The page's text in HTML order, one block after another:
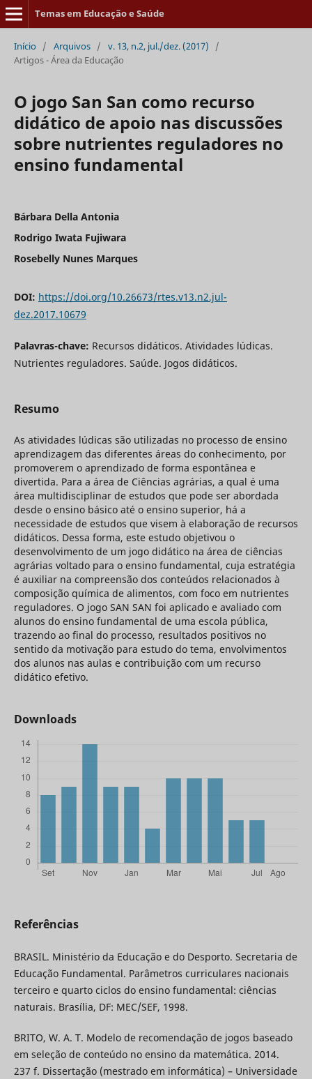
Temas em Educação e Saúde
Início / Arquivos / v. 13, n.2, jul./dez. (2017)
/
Artigos - Área da Educação
O jogo San San como recurso
didático de apoio nas discussões
sobre nutrientes reguladores no
ensino fundamental
Bárbara Della Antonia
Rodrigo Iwata Fujiwara
Rosebelly Nunes Marques
DOI: https://doi.org/10.26673/rtes.v13.n2.jul-
dez.2017.10679
Palavras-chave: Recursos didáticos. Atividades lúdicas.
Nutrientes reguladores. Saúde. Jogos didáticos.
Resumo
As atividades lúdicas são utilizadas no processo de ensino
aprendizagem das diferentes áreas do conhecimento, por
promoverem o aprendizado de forma espontânea e
divertida. Para a área de Ciências agrárias, a qual é uma
área multidisciplinar de estudos que pode ser abordada
desde o ensino básico até o ensino superior, há a
necessidade de estudos que visem à elaboração de recursos
didáticos. Dessa forma, este estudo objetivou o
desenvolvimento de um jogo didático na área de ciências
agrárias voltado para o ensino fundamental, cuja estratégia
é auxiliar na compreensão dos conteúdos relacionados à
composição química de alimentos, com foco em nutrientes
reguladores. O jogo SAN SAN foi aplicado e avaliado com
alunos do ensino fundamental de uma escola pública,
trazendo ao final do processo, resultados positivos no
sentido da motivação para estudo do tema, envolvimentos
dos alunos nas aulas e contribuição com um recurso
didático efetivo.
Downloads
Referências
BRASIL. Ministério da Educação e do Desporto. Secretaria de
Educação Fundamental. Parâmetros curriculares nacionais
terceiro e quarto ciclos do ensino fundamental: ciências
naturais. Brasília, DF: MEC/SEF, 1998.
BRITO, W. A. T. Modelo de recomendação de jogos baseado
em seleção de conteúdo no ensino da matemática. 2014.
237 f. Dissertação (mestrado em informática) – Universidade